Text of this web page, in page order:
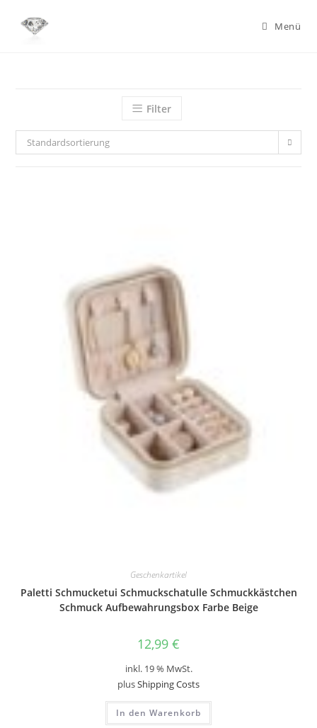
Inhalt
Menü
Filter
Standardsortierung
Geschenkartikel
Paletti Schmucketui Schmuckschatulle Schmuckkästchen
Schmuck Aufbewahrungsbox Farbe Beige
12,99 €
inkl. 19 % MwSt.
plusShipping Costs
In den Warenkorb